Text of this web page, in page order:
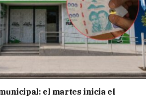
el martes inicia el